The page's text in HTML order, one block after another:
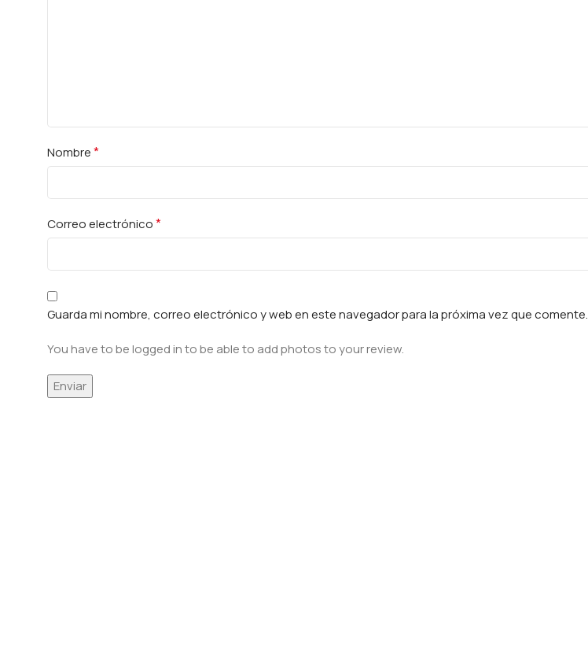
Nombre*
Correo electrónico*
Guarda mi nombre, correo electrónico y web en este navegador para la próxima vez que comente.
You have to be logged in to be able to add photos to your review.